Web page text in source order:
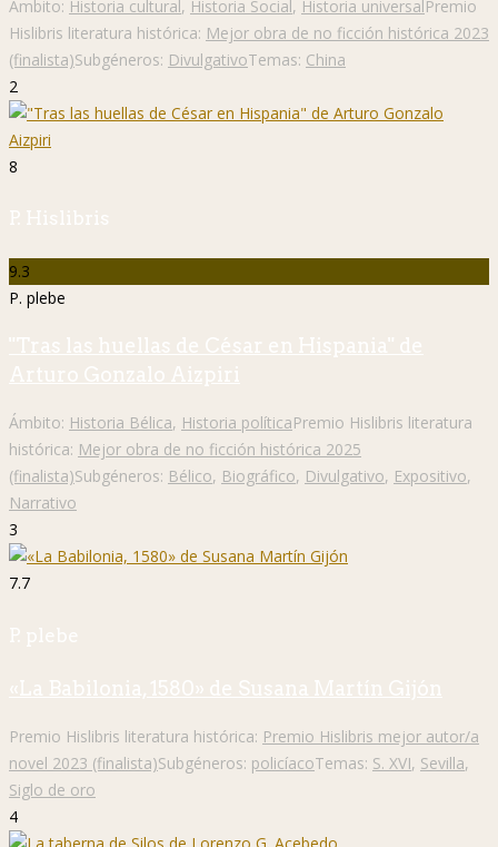
Ámbito: Historia cultural , Historia Social , Historia universal Premio
Hislibris literatura histórica: Mejor obra de no ficción histórica 2023
(finalista)Subgéneros: DivulgativoTemas: China
2
8
P. Hislibris
9.3
P. plebe
"Tras las huellas de César en Hispania" de
Arturo Gonzalo Aizpiri
Ámbito: Historia Bélica, Historia políticaPremio Hislibris literatura
histórica: Mejor obra de no ficción histórica 2025
(finalista)Subgéneros: Bélico, Biográfico, Divulgativo, Expositivo,
Narrativo
3
7.7
P. plebe
«La Babilonia, 1580» de Susana Martín Gijón
Premio Hislibris literatura histórica: Premio Hislibris mejor autor/a
novel 2023 (finalista)Subgéneros: policíacoTemas: S. XVI, Sevilla,
Siglo de oro
4